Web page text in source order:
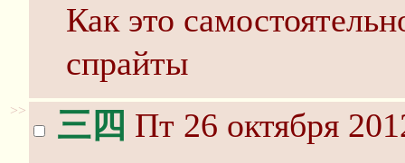
Как это
спрайты
>> 三四 Пт 26 октября